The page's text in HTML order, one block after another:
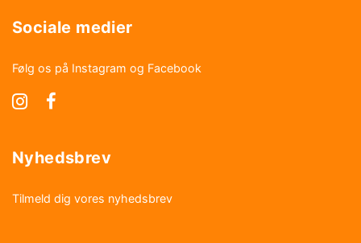
Sociale medier
Følg os på Instagram og Facebook
Nyhedsbrev
Tilmeld dig vores nyhedsbrev